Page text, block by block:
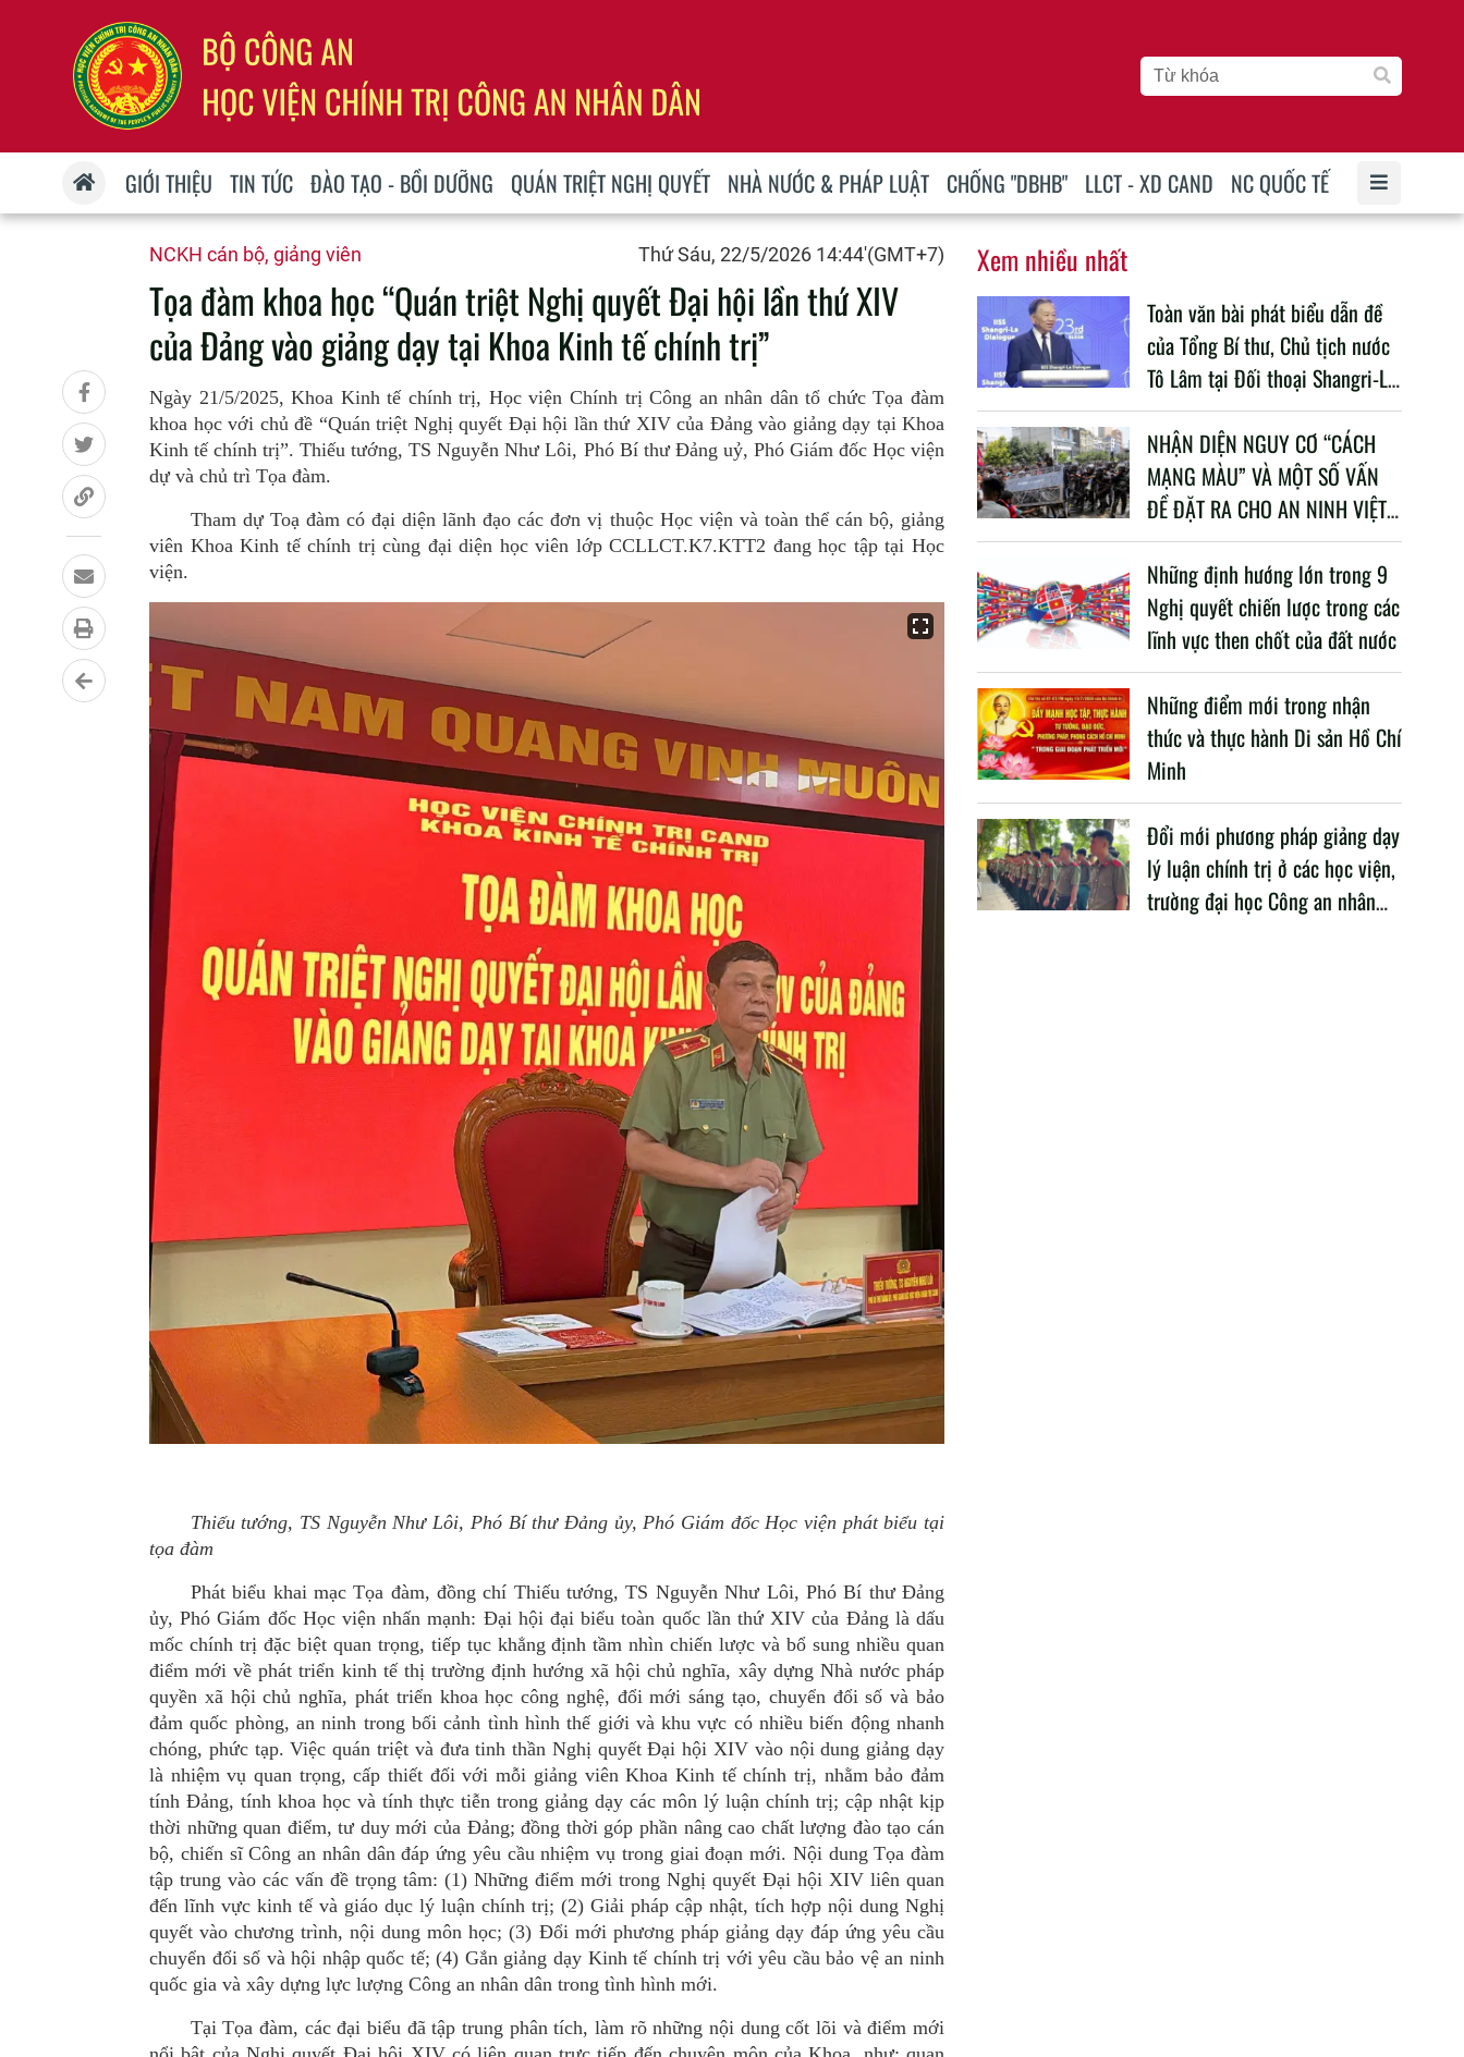
GIỚI THIỆU TIN TỨC ĐÀO TẠO - BỒI DƯỠNG QUÁN TRIỆT NGHỊ QUYẾT NHÀ NƯỚC & PHÁP LUẬT CHỐNG "DBHB" LLCT - XD CAND NC QUỐC TẾ
NCKH cán bộ, giảng viên Thứ Sáu, 22/5/2026 14:44'(GMT+7)
Tọa đàm khoa học “Quán triệt Nghị quyết Đại hội lần thứ XIV
của Đảng vào giảng dạy tại Khoa Kinh tế chính trị”
Ngày 21/5/2025, Khoa Kinh tế chính trị, Học viện Chính trị Công an nhân dân tổ chức Tọa đàm
khoa học với chủ đề “Quán triệt Nghị quyết Đại hội lần thứ XIV của Đảng vào giảng dạy tại Khoa
Kinh tế chính trị”. Thiếu tướng, TS Nguyễn Như Lôi, Phó Bí thư Đảng uỷ, Phó Giám đốc Học viện
dự và chủ trì Tọa đàm.
Tham dự Toạđàmcó đại diện lãnh đạo các đơn vị thuộc Học viện và toàn thể cán bộ, giảng
viên Khoa Kinh tế chính trị cùng đại diện học viên lớpCCLLCT.K7.KTT2 đang học tập tại Học
viện.
Thiếutướng, TS Nguyễn Như Lôi, Phó Bí thư Đảng ủy, Phó Giám đốc Học viện phát biểu tại
tọa đàm
Phát biểu khai mạc Tọa đàm, đồng chí Thiếu tướng, TS Nguyễn Như Lôi, Phó Bí thư Đảng
ủy,Phó Giám đốc Học viện nhấn mạnh: Đại hội đại biểu toàn quốc lần thứ XIV của Đảng là dấu
mốc chính trị đặc biệt quan trọng, tiếp tục khẳng định tầm nhìn chiến lược và bổ sung nhiều quan
điểm mới về phát triển kinh tế thị trường định hướng xã hội chủ nghĩa, xây dựng Nhà nước pháp
quyền xã hội chủ nghĩa, phát triển khoa học công nghệ, đổi mới sáng tạo, chuyển đổi số và bảo
đảm quốc phòng, an ninh trong bối cảnh tình hình thế giới và khu vực có nhiều biến động nhanh
chóng, phức tạp. Việc quán triệt và đưa tinh thần Nghị quyết Đại hội XIV vào nội dung giảng dạy
là nhiệm vụ quan trọng, cấp thiết đối với mỗi giảng viên Khoa Kinh tế chính trị, nhằm bảo đảm
tính Đảng, tính khoa học và tính thực tiễn trong giảng dạy các môn lý luận chính trị; cập nhật kịp
thời những quan điểm, tư duy mới của Đảng; đồng thời góp phần nâng cao chất lượng đào tạo cán
bộ, chiến sĩ Công an nhân dân đáp ứng yêu cầu nhiệm vụ trong giai đoạn mới. Nội dung Tọa đàm
tập trung vào các vấn đề trọng tâm: (1) Những điểm mới trong Nghị quyết Đại hội XIV liên quan
đến lĩnh vực kinh tế và giáo dục lý luận chính trị; (2) Giải pháp cập nhật, tích hợp nội dung Nghị
quyết vào chương trình, nội dung môn học; (3) Đổi mới phương pháp giảng dạy đáp ứng yêu cầu
chuyển đổi số và hội nhập quốc tế; (4) Gắn giảng dạy Kinh tế chính trị với yêu cầu bảo vệ an ninh
quốc gia và xây dựng lực lượng Công an nhân dân trong tình hình mới.
Tại Tọa đàm, các đại biểu đã tập trung phân tích, làm rõ những nội dung cốt lõi và điểm mới
Xem nhiều nhất
Toàn văn bài phát biểu dẫn đề
của Tổng Bí thư, Chủ tịch nước
Tô Lâm tại Đối thoại Shangri-La
lần thứ 23
NHẬN DIỆN NGUY CƠ “CÁCH
MẠNG MÀU” VÀ MỘT SỐ VẤN
ĐỀ ĐẶT RA CHO AN NINH VIỆT
NAM TRONG BỐI CẢNH HIỆN
NAY
Những định hướng lớn trong 9
Nghị quyết chiến lược trong các
lĩnh vực then chốt của đất nước
Những điểm mới trong nhận
thức và thực hành Di sản Hồ Chí
Minh
Đổi mới phương pháp giảng dạy
lý luận chính trị ở các học viện,
trường đại học Công an nhân